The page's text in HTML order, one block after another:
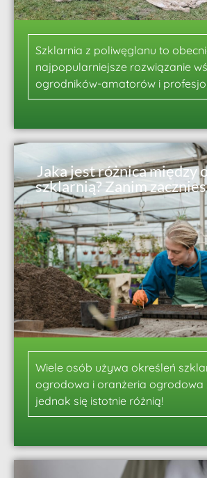
Szklarnia z poliwęglanu to
najpopularniejsze rozwiązanie
ogrodników-amatorów i
Jaka jest różnica między
szklarnią? Zanim
Wiele osób używa określeń
ogrodowa i oranżeria ogrodowa
jednak się istotnie różnią!